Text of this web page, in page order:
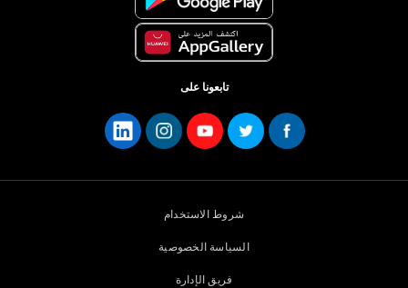
تابعونا على
شروط الاستخدام
السياسة الخصوصية
فريق الإدارة